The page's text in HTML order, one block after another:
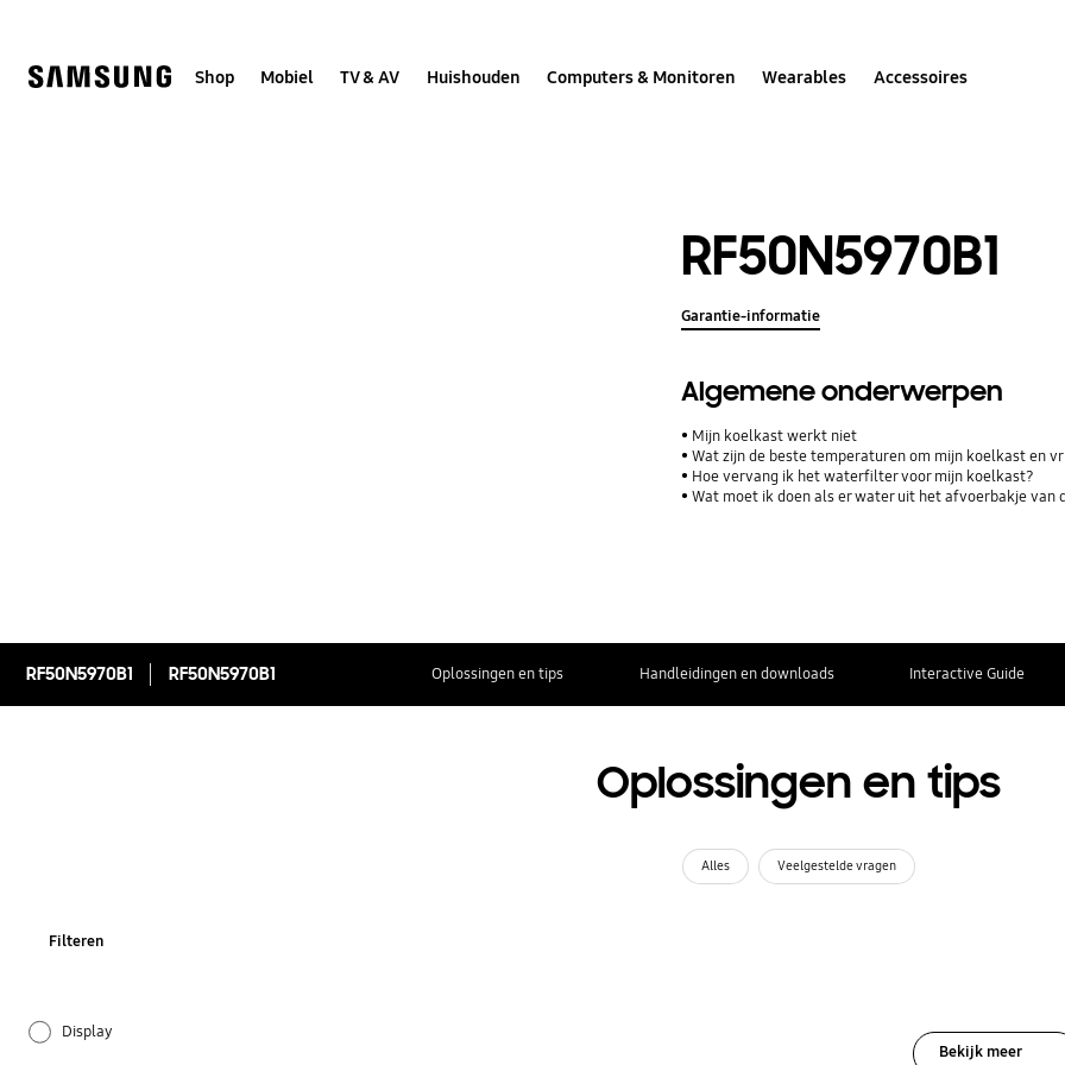
Shop Mobiel TV & AV Huishouden Computers & Monitoren Wearables Accessoires
RF50N5970B1
Garantie-informatie
Algemene onderwerpen
Mijn koelkast werkt niet
Wat zijn de beste temperaturen om mijn koelkast en
Hoe vervang ik het waterfilter voor mijn koelkast?
Wat moet ik doen als er water uit het afvoerbakje van
RF50N5970B1 RF50N5970B1 Oplossingen en tips Handleidingen en downloads Interactive Guide
Oplossingen en tips
Alles Veelgestelde vragen
Filteren
Display
Bekijk meer